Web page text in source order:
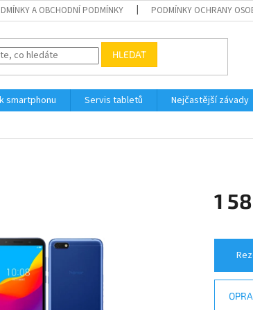
A OBCHODNÍ PODMÍNKY PODMÍNKY OCHRANY
HLEDAT
smartphonu Servis tabletů Nejčastější závady
1
cena: